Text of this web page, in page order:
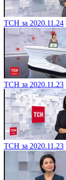
ТСН за 2020.11.24
ТСН за 2020.11.23
ТСН за 2020.11.23